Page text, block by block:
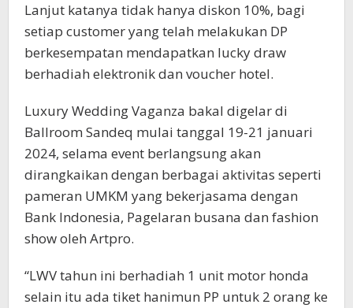
Lanjut katanya tidak hanya diskon 10%, bagi
setiap customer yang telah melakukan DP
berkesempatan mendapatkan lucky draw
berhadiah elektronik dan voucher hotel.
Luxury Wedding Vaganza bakal digelar di
Ballroom Sandeq mulai tanggal 19-21 januari
2024, selama event berlangsung akan
dirangkaikan dengan berbagai aktivitas seperti
pameran UMKM yang bekerjasama dengan
Bank Indonesia, Pagelaran busana dan fashion
show oleh Artpro.
“LWV tahun ini berhadiah 1 unit motor honda
selain itu ada tiket hanimun PP untuk 2 orang ke